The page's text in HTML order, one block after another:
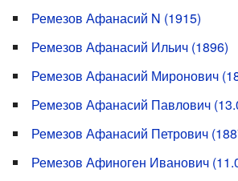
Ремезов Афанасий N (1915)
Ремезов Афанасий Ильич (1896)
Ремезов Афанасий Миронович
Ремезов Афанасий Павлович
Ремезов Афанасий Петрович
Ремезов Афиноген Иванович